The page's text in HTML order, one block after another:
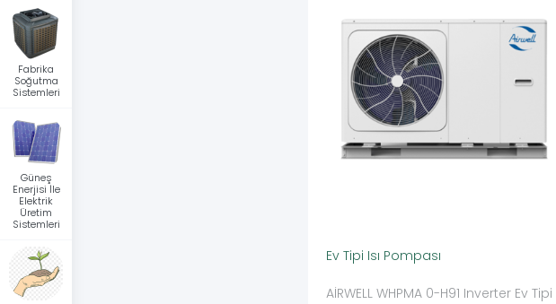
Fabrika
Soğutma
Sistemleri
Güneş
Enerjisi İle
Elektrik
Üretim
Sistemleri
Ev Tipi Isı Pompası
AİRWELL WHPMA 0-H91 Inverter Ev Tipi